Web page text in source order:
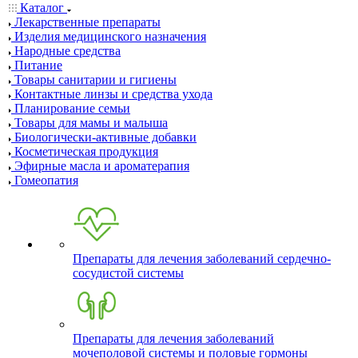
Каталог
Лекарственные препараты
Изделия медицинского назначения
Народные средства
Питание
Товары санитарии и гигиены
Контактные линзы и средства ухода
Планирование семьи
Товары для мамы и малыша
Биологически-активные добавки
Косметическая продукция
Эфирные масла и ароматерапия
Гомеопатия
Препараты для лечения заболеваний сердечно-
сосудистой системы
Препараты для лечения заболеваний
мочеполовой системы и половые гормоны